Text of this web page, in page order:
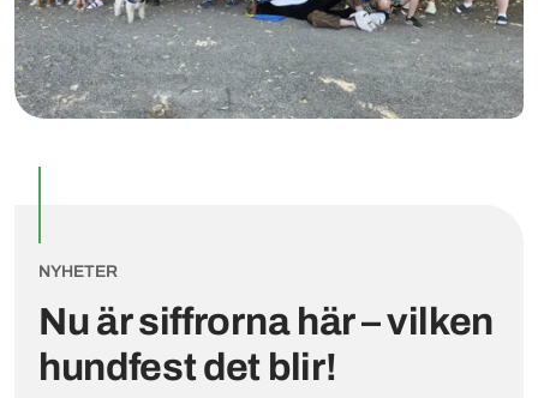
Nu är siffrorna här – vilken
hundfest det blir!
NYHETER